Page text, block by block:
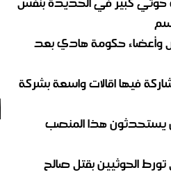
وأعضاء حكومة هادي بعد
فيها اقالات واسعة بشركة
يستحدثون هذا المنصب
تورط الحوثيين بقتل صالح